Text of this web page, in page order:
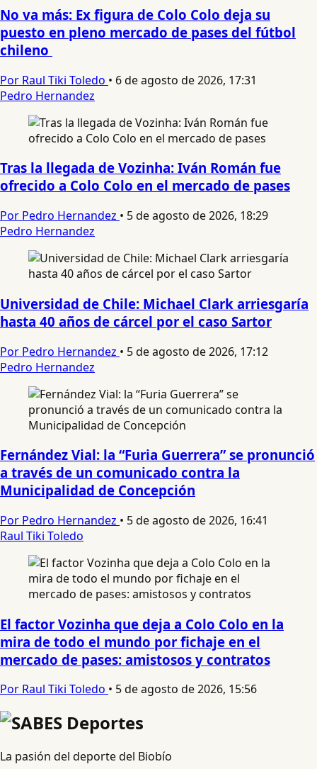
No va más: Ex figura de Colo Colo deja su
puesto en pleno mercado de pases del fútbol
chileno
Por Raul Tiki Toledo • 6 de agosto de 2026, 17:31
Pedro Hernandez
Tras la llegada de Vozinha: Iván Román fue
ofrecido a Colo Colo en el mercado de pases
Por Pedro Hernandez • 5 de agosto de 2026, 18:29
Pedro Hernandez
Universidad de Chile: Michael Clark arriesgaría
hasta 40 años de cárcel por el caso Sartor
Por Pedro Hernandez • 5 de agosto de 2026, 17:12
Pedro Hernandez
Fernández Vial: la “Furia Guerrera” se pronunció
a través de un comunicado contra la
Municipalidad de Concepción
Por Pedro Hernandez • 5 de agosto de 2026, 16:41
Raul Tiki Toledo
El factor Vozinha que deja a Colo Colo en la
mira de todo el mundo por fichaje en el
mercado de pases: amistosos y contratos
Por Raul Tiki Toledo • 5 de agosto de 2026, 15:56
La pasión del deporte del Biobío